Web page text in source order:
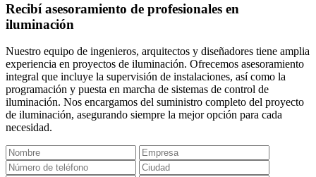
Recibí asesoramiento de profesionales en
iluminación
Nuestro equipo de ingenieros, arquitectos y diseñadores tiene amplia
experiencia en proyectos de iluminación. Ofrecemos asesoramiento
integral que incluye la supervisión de instalaciones, así como la
programación y puesta en marcha de sistemas de control de
iluminación. Nos encargamos del suministro completo del proyecto
de iluminación, asegurando siempre la mejor opción para cada
necesidad.